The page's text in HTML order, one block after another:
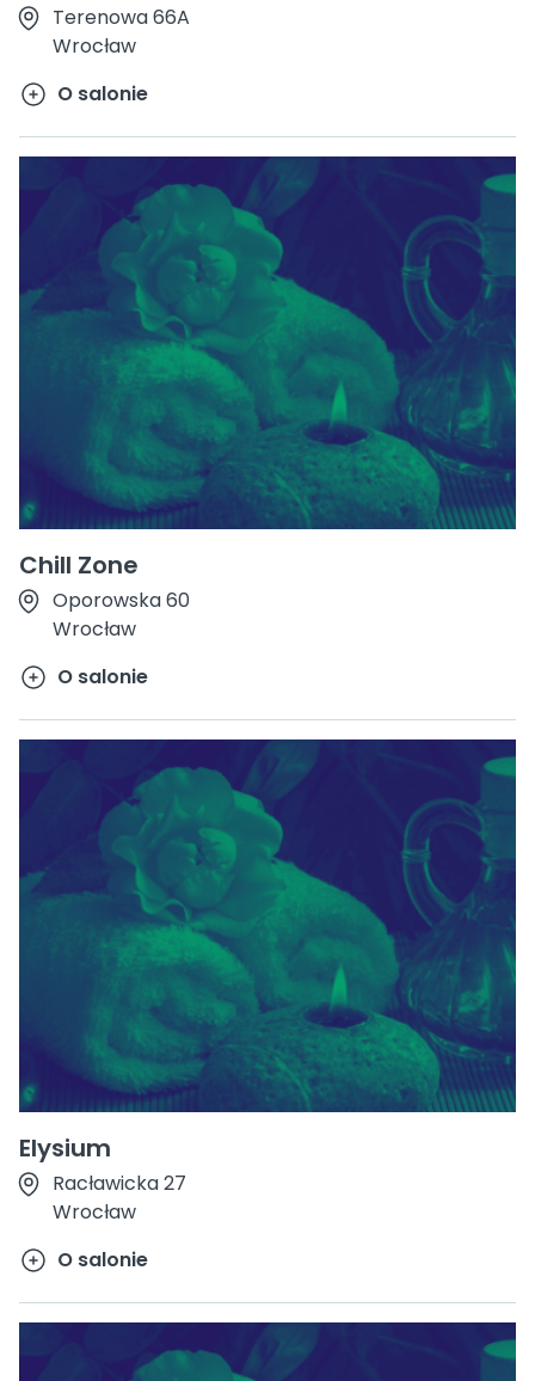
Terenowa 66A
Wrocław
O salonie
Chill Zone
Oporowska 60
Wrocław
O salonie
Elysium
Racławicka 27
Wrocław
O salonie